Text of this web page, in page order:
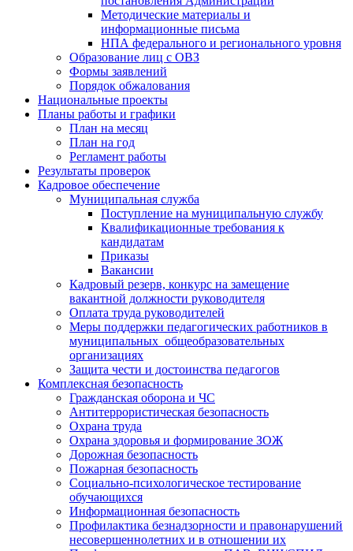
Методические материалы и
информационные письма
НПА федерального и регионального уровня
Образование лиц с ОВЗ
Формы заявлений
Порядок обжалования
Национальные проекты
Планы работы и графики
План на месяц
План на год
Регламент работы
Результаты проверок
Кадровое обеспечение
Муниципальная служба
Поступление на муниципальную службу
Квалификационные требования к
кандидатам
Приказы
Вакансии
Кадровый резерв, конкурс на замещение
вакантной должности руководителя
Оплата труда руководителей
Меры поддержки педагогических работников в
муниципальных общеобразовательных
организациях
Защита чести и достоинства педагогов
Комплексная безопасность
Гражданская оборона и ЧС
Антитеррористическая безопасность
Охрана труда
Охрана здоровья и формирование ЗОЖ
Дорожная безопасность
Пожарная безопасность
Социально-психологическое тестирование
обучающихся
Информационная безопасность
Профилактика безнадзорности и правонарушений
несовершеннолетних и в отношении их